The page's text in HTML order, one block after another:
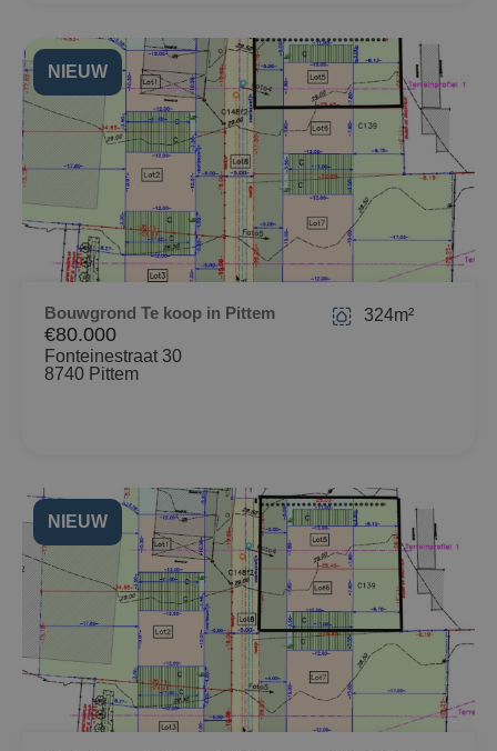
NIEUW
Bouwgrond Te koop in Pittem
€80.000
Fonteinestraat 30
8740 Pittem
324m²
NIEUW